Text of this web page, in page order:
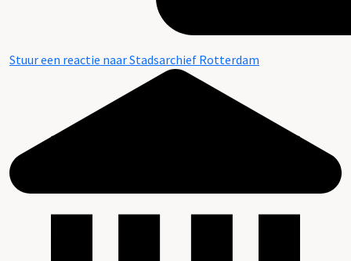
Stuur een reactie naar Stadsarchief Rotterdam